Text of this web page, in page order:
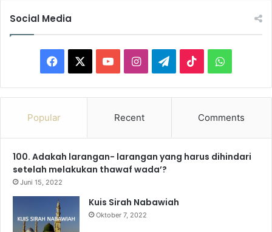
Social Media
a
b
o
o
o
u
e
I
n
a
r
e
g
a
i
o
W
h
s
Popular Recent Comments
100. Adakah larangan- larangan yang harus dihindari
setelah melakukan thawaf wada’?
Juni 15, 2022
Kuis Sirah Nabawiah
Oktober 7, 2022